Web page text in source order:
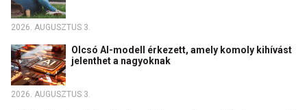
2026. AUGUSZTUS 3.
Olcsó AI-modell érkezett, amely komoly kihívást
jelenthet a nagyoknak
2026. AUGUSZTUS 3.